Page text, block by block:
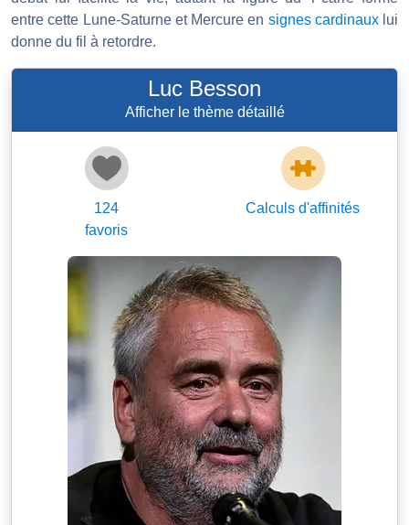
entre cette Lune-Saturne et Mercure en signes cardinauxlui
donne du fil à retordre.
Luc Besson
Afficher le thème détaillé
124
favoris
Calculs d'affinités